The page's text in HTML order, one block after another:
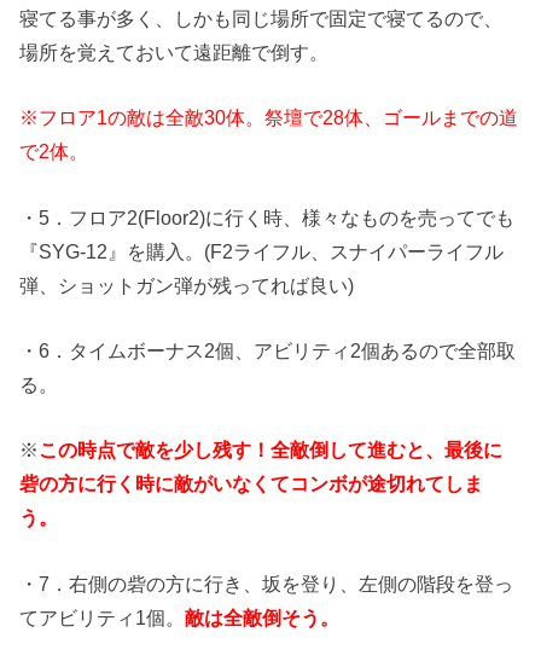
寝てる事が多く、しかも同じ場所で固定で寝てるので、
場所を覚えておいて遠距離で倒す。
※フロア1の敵は全敵30体。祭壇で28体、ゴールまでの道
で2体。
・5．フロア2(Floor2)に行く時、様々なものを売ってでも
『SYG-12』を購入。(F2ライフル、スナイパーライフル
弾、ショットガン弾が残ってれば良い)
・6．タイムボーナス2個、アビリティ2個あるので全部取
る。
※この時点で敵を少し残す！全敵倒して進むと、最後に
砦の方に行く時に敵がいなくてコンボが途切れてしま
う。
・7．右側の砦の方に行き、坂を登り、左側の階段を登っ
てアビリティ1個。敵は全敵倒そう。